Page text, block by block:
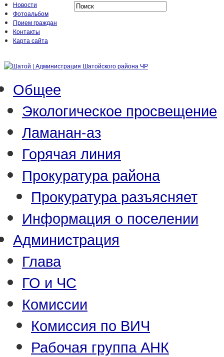
Новости
Фотоальбом
Прием граждан
Контакты
Карта сайта
Общее
Экологическое просвещение
Ламанан-аз
Горячая линия
Прокуратура района
Прокуратура разъясняет
Информация о поселении
Администрация
Глава
ГО и ЧС
Комиссии
Комиссия по ВИЧ
Рабочая группа АНК